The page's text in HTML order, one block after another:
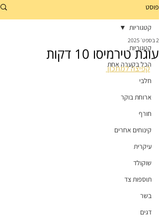
פוסט
קטגוריות
הכל בקערה אחת
חלבי
ארוחת בוקר
חורף
קינוחים אחרים
עיקרית
שוקולד
תוספות צד
בשר
דגים
קטגוריות
עוגת טירמיסו 10 דקות
2 בספט׳ 2025
קפיצה למתכון